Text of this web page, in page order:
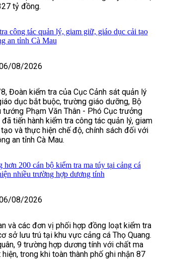
tỷ đồng.
công tác quản lý, giam giữ, giáo dục cải tạo
an tỉnh Cà Mau
08/2026
Đoàn kiểm tra của Cục Cảnh sát quản lý
dục bắt buộc, trường giáo dưỡng, Bộ
tướng Phạm Văn Thân - Phó Cục trưởng
tiến hành kiểm tra công tác quản lý, giam
và thực hiện chế độ, chính sách đối với
an tỉnh Cà Mau.
200 cán bộ kiểm tra ma túy tại cảng cá
nhiều trường hợp dương tính
08/2026
và các đơn vị phối hợp đồng loạt kiểm tra
sở lưu trú tại khu vực cảng cá Thọ Quang.
9 trường hợp dương tính với chất ma
trong khi toàn thành phố ghi nhận 87